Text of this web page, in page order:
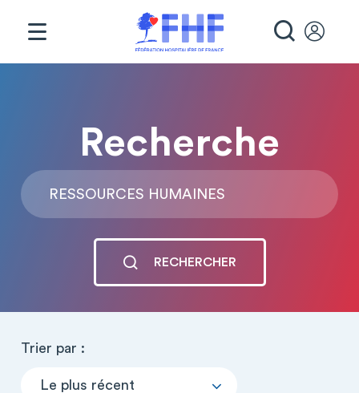
Recherche
Trier par :
Le plus récent
RECHERCHER
Panneau de gestion des cookies